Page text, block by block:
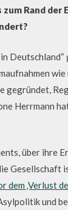
Rand
Herrmann
über ihre
Gesellschaft
‚Verlust
und